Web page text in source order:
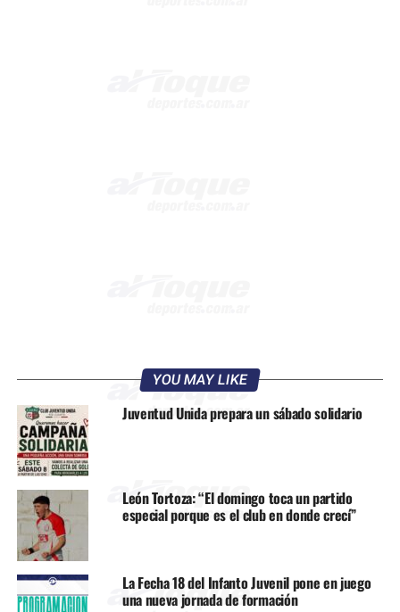
YOU MAY LIKE
Juventud Unida prepara un sábado solidario
León Tortoza: “El domingo toca un partido
especial porque es el club en donde crecí”
La Fecha 18 del Infanto Juvenil pone en juego
una nueva jornada de formación